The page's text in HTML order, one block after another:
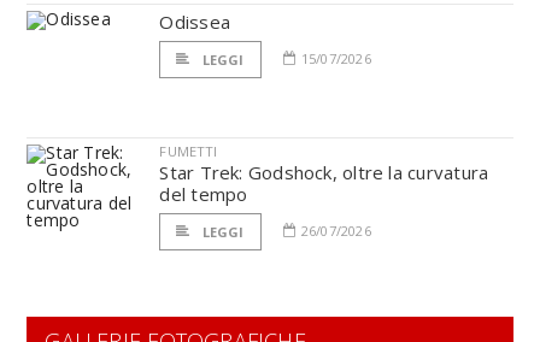
Odissea
LEGGI 15/07/2026
FUMETTI
Star Trek: Godshock, oltre la curvatura
del tempo
LEGGI 26/07/2026